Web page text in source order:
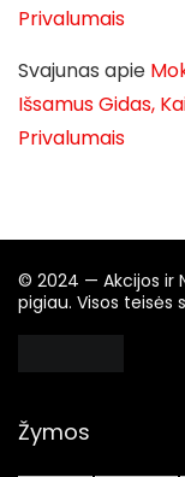
Privalumais
Svajunas apie
Išsamus Gidas,
Privalumais
© 2024 — Akcijos ir
pigiau. Visos teisės
Žymos